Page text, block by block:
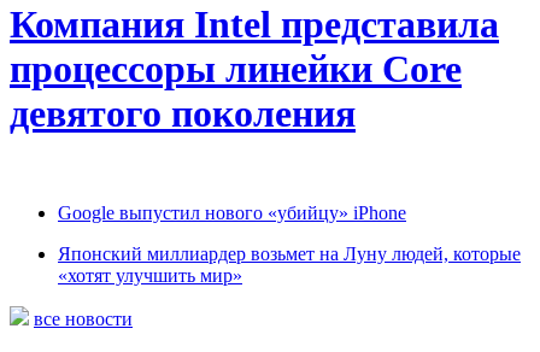
Компания Intel представила
процессоры линейки Core
девятого поколения
Google выпустил нового «убийцу» iPhone
Японский миллиардер возьмет на Луну людей, которые
«хотят улучшить мир»
все новости